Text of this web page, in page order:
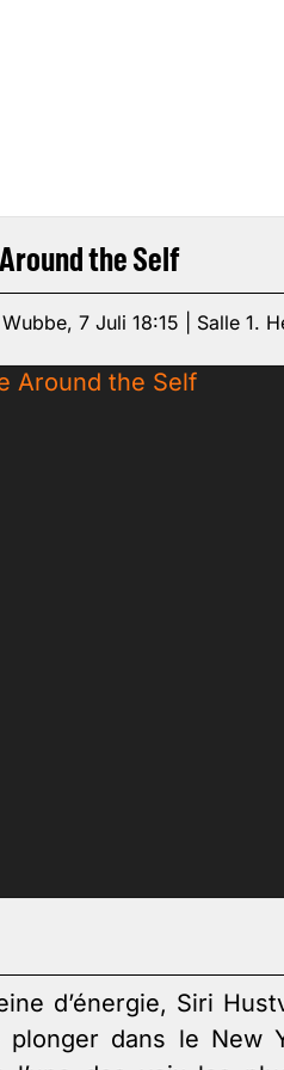
the Self
7 Juli 18:15 | Salle 1.
d’énergie, Siri
dans le New